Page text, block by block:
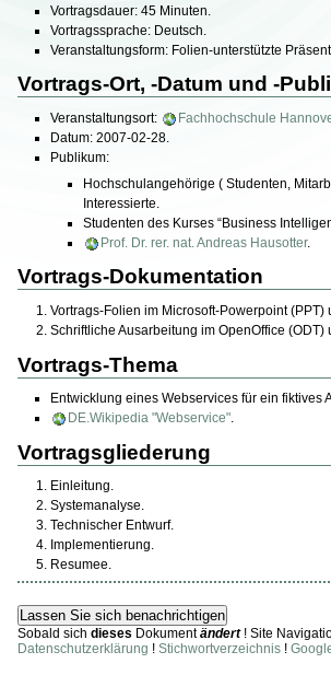
Vortragsdauer: 45 Minuten.
Vortragssprache: Deutsch.
Veranstaltungsform: Folien-unterstützte
Vortrags-Ort, -Datum und -
Veranstaltungsort: Fachhochschule
Datum: 2007-02-28.
Publikum:
Hochschulangehörige ( Studenten,
Interessierte.
Studenten des Kurses “Business
Prof. Dr. rer. nat. Andreas Hausotter.
Vortrags-Dokumentation
Vortrags-Folien im Microsoft-Powerpoint (PPT)
Schriftliche Ausarbeitung im OpenOffice (ODT)
Vortrags-Thema
Entwicklung eines Webservices für ein fiktives
DE.Wikipedia "Webservice".
Vortragsgliederung
Einleitung.
Systemanalyse.
Technischer Entwurf.
Implementierung.
Resumee.
Sobald sich dieses Dokumentändert! Site
Datenschutzerklärung ! Stichwortverzeichnis !